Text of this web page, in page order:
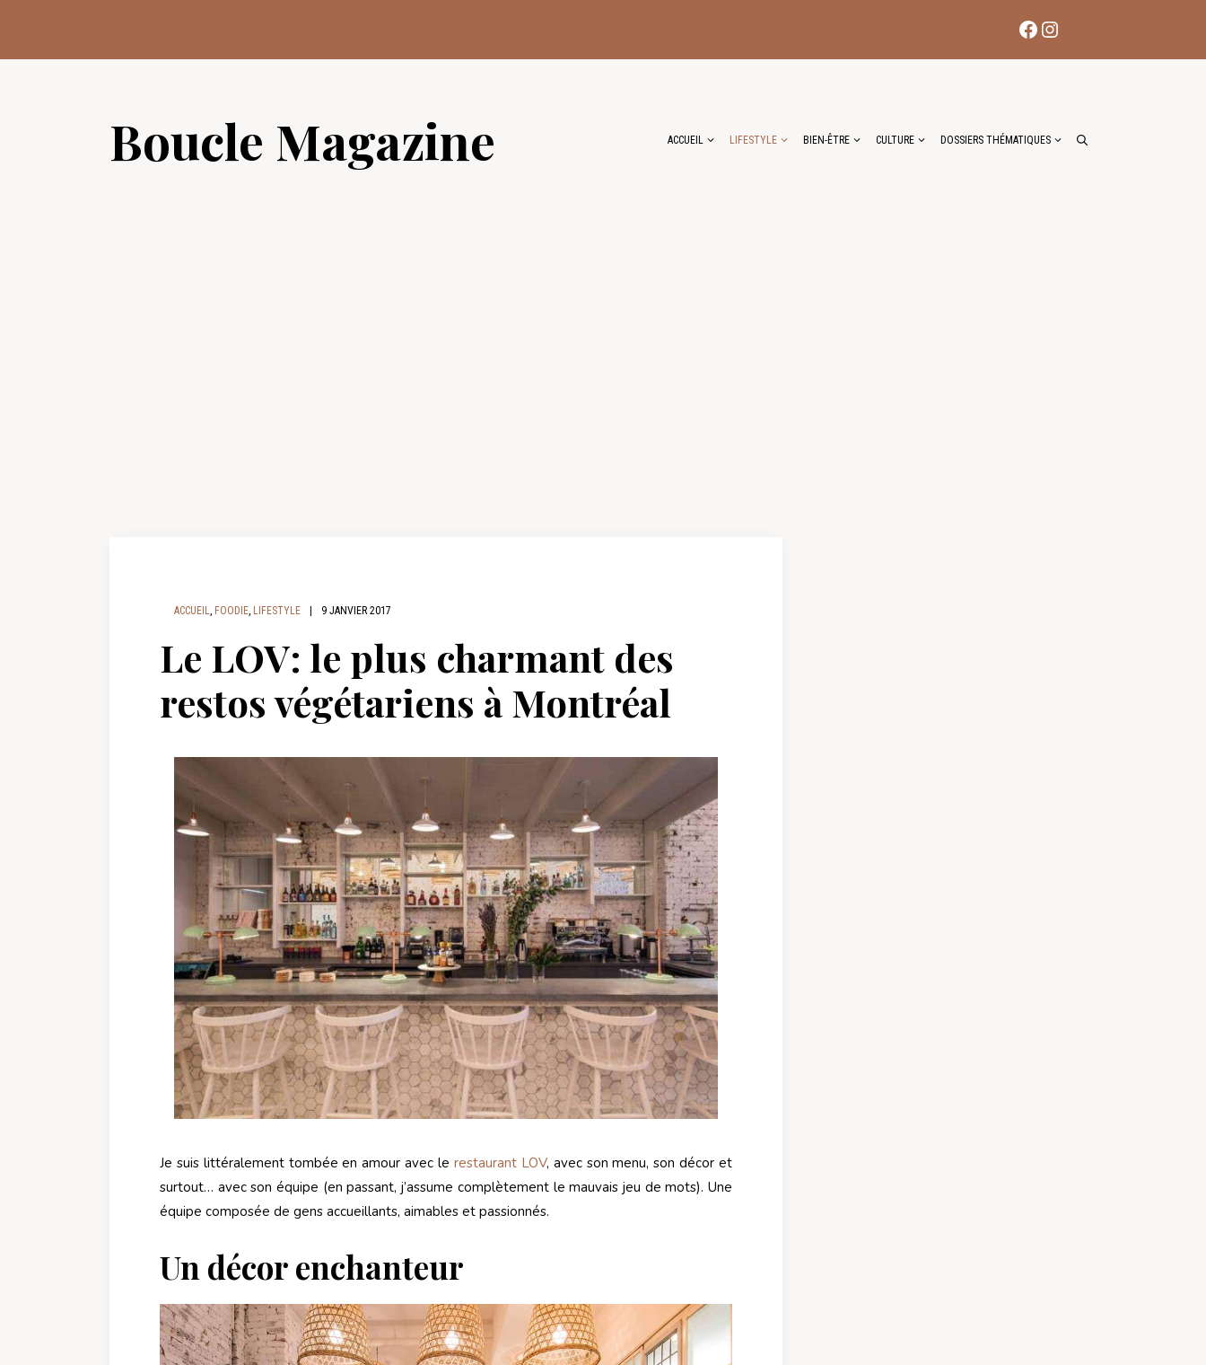
contenu
Facebook
Instagram
Boucle Magazine ACCUEIL LIFESTYLE BIEN-ÊTRE CULTURE DOSSIERS THÉMATIQUES
ACCUEIL, FOODIE, LIFESTYLE 9 JANVIER 2017
Le LOV: le plus charmant des
restos végétariens à Montréal
Je suis littéralement tombée en amour avec le restaurant LOV, avec son menu, son décor et
surtout… avec son équipe (en passant, j’assume complètement le mauvais jeu de mots). Une
équipe composée de gens accueillants, aimables et passionnés.
Un décor enchanteur